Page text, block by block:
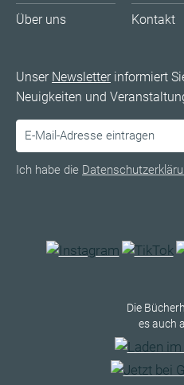
Über uns Kontakt
Unser Newsletterinformiert
Neuigkeiten und
Ich habe die
Die
es auch